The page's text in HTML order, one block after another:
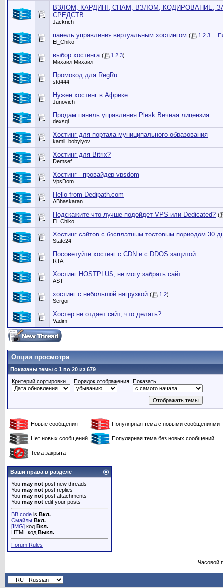
ВЗЛОМ, КАРДИНГ, СПАМ, ВЗЛОМ, КОДИРОВАНИЕ,
СРЕДСТВ
Jackrich
панель управления виртуальным хостингом ( 1 2 3
El_Chiko
выбор хостинга ( 1 2 3)
Михаил Михаил
Промокод для RegRu
std444
Нужен хостинг в Африке
Junovich
Продам панель управления Plesk Вечная лицензия
dexsql
Хостинг для портала муниципального образования
kamil_bobylyov
Хостинг для Bitrix?
Demsef
Хостинг - провайдер vpsdom
VpsDom
Hello from Dedipath.com
ABhaskaran
Подскажите что лучше подойдет VPS или Dedicated? (
El_Chiko
Хостинг сайтов с бесплатным тестовым периодом 30
State24
Посоветуйте хостинг с CDN и с DDOS защитой
RTA
Хостинг HOSTPLUS, не могу забрать сайт
AST
хостинг с небольшой нагрузкой ( 1 2)
Sergoi
Хостер не отдает сайт, что делать?
Vadim
Опции просмотра
Показаны темы с 1 по 20 из 679
Критерий сортировки
Порядок отображения Показать
Новые сообщения Популярная тема с новыми сообщениями
Нет новых сообщений Популярная тема без новых сообщений
Тема закрыта
Ваши права в разделе
You may not post new threads
You may not post replies
You may not post attachments
You may not edit your posts
BB code is Вкл.
Смайлы Вкл.
[IMG] код Вкл.
HTML код Выкл.
Forum Rules
Часовой